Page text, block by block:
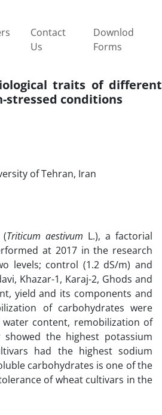
Contact
Us
Downlod
Forms
traits of different
stressed conditions
of Tehran, Iran
(Triticum aestivum L.), a factorial
at 2017 in the research
levels; control (1.2 dS/m) and
Khazar-1, Karaj-2, Ghods and
yield and its components and
of carbohydrates were
water content, remobilization of
the highest potassium
had the highest sodium
carbohydrates is one of the
of wheat cultivars in the